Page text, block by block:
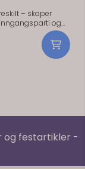
– skaper
og
og festartikler -